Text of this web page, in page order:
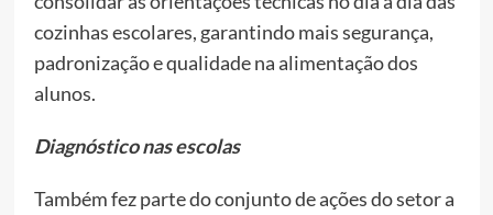
cozinhas escolares, garantindo mais segurança,
padronização e qualidade na alimentação dos
alunos.
Diagnóstico nas escolas
Também fez parte do conjunto de ações do setor a